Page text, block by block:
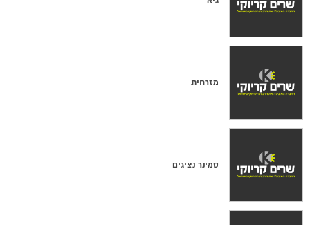
מזרחית
סמינר נציגים